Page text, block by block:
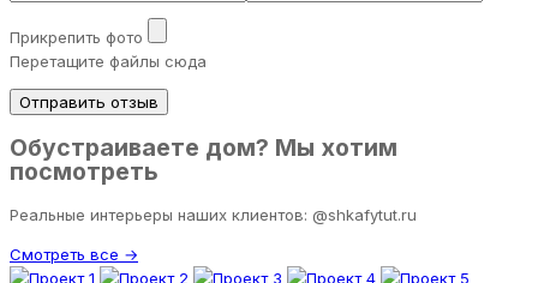
Прикрепить фото
Перетащите файлы сюда
Отправить отзыв
Обустраиваете дом? Мы хотим
посмотреть
Реальные интерьеры наших клиентов: @shkafytut.ru
Смотреть все →